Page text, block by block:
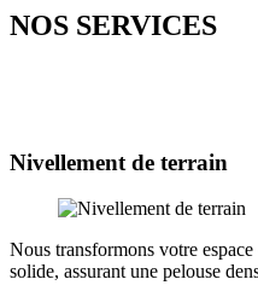
NOS SERVICES
Nivellement de terrain
Nous transformons votre
solide, assurant une pelouse